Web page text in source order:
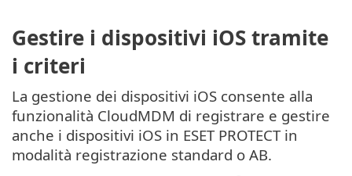
Gestire i dispositivi iOS tramite
i criteri
La gestione dei dispositivi iOS consente alla
funzionalità CloudMDM di registrare e gestire
anche i dispositivi iOS in ESET PROTECT in
modalità registrazione standard o AB.